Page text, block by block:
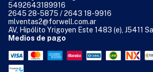
5492643189916
2645 28-5875 / 2643 18-9916
mlventas2@forwell.com.ar
AV, Hipólito Yrigoyen Este 1483 (e), J5411
Medios de pago